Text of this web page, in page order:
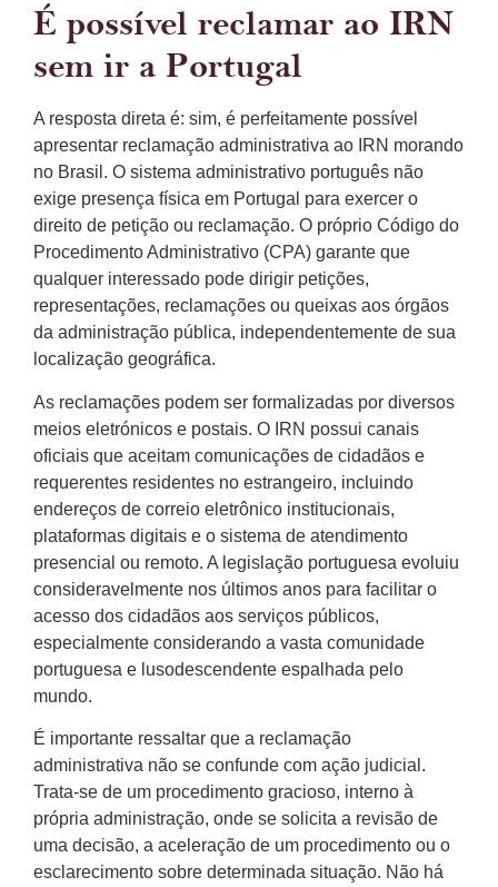
É possível reclamar ao IRN
sem ir a Portugal
A resposta direta é: sim, é perfeitamente possível
apresentar reclamação administrativa ao IRN morando
no Brasil. O sistema administrativo português não
exige presença física em Portugal para exercer o
direito de petição ou reclamação. O próprio Código do
Procedimento Administrativo (CPA) garante que
qualquer interessado pode dirigir petições,
representações, reclamações ou queixas aos órgãos
da administração pública, independentemente de sua
localização geográfica.
As reclamações podem ser formalizadas por diversos
meios eletrónicos e postais. O IRN possui canais
oficiais que aceitam comunicações de cidadãos e
requerentes residentes no estrangeiro, incluindo
endereços de correio eletrônico institucionais,
plataformas digitais e o sistema de atendimento
presencial ou remoto. A legislação portuguesa evoluiu
consideravelmente nos últimos anos para facilitar o
acesso dos cidadãos aos serviços públicos,
especialmente considerando a vasta comunidade
portuguesa e lusodescendente espalhada pelo
mundo.
É importante ressaltar que a reclamação
administrativa não se confunde com ação judicial.
Trata-se de um procedimento gracioso, interno à
própria administração, onde se solicita a revisão de
uma decisão, a aceleração de um procedimento ou o
esclarecimento sobre determinada situação. Não há